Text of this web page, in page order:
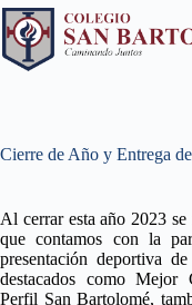
Cierre de Año y Entrega
Al cerrar esta año 2023
que contamos con la
presentación deportiva
destacados como Mejor
Perfil San Bartolomé,